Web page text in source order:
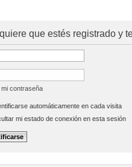
que estés registrado y
contraseña
automáticamente en cada visita
mi estado de conexión en esta sesión